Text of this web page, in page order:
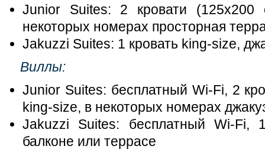
Junior Suites: 2 кровати
некоторых номерах просторная
Jakuzzi Suites: 1 кровать king-size,
Виллы:
Junior Suites: бесплатный Wi-Fi, 2
king-size, в некоторых номерах
Jakuzzi Suites: бесплатный Wi-Fi,
балконе или террасе